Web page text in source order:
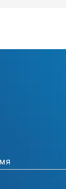
0.5